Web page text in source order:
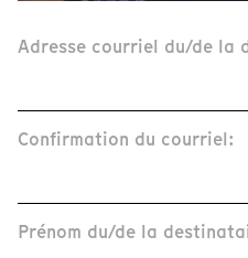
Adresse courriel du/de la
Confirmation du courriel:
Prénom du/de la